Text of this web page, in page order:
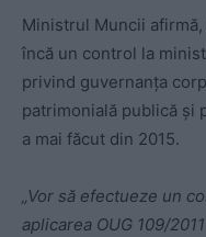
Ministrul Muncii
încă un control la
privind guvernanța
patrimonială publică și
a mai făcut din 2015.
„Vor să efectueze un
aplicarea OUG 109/